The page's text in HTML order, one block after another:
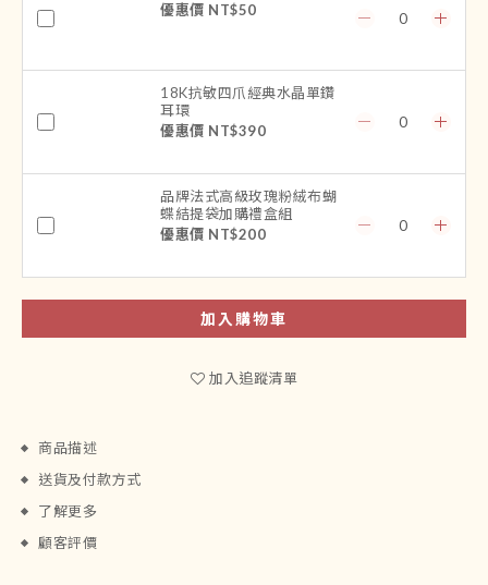
優惠價 NT$50
18K抗敏四爪經典水晶單鑽
耳環
優惠價 NT$390
品牌法式高級玫瑰粉絨布蝴
蝶結提袋加購禮盒組
優惠價 NT$200
加入購物車
加入追蹤清單
商品描述
送貨及付款方式
了解更多
顧客評價